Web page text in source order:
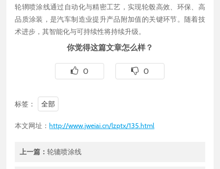
轮辋喷涂线通过自动化与精密工艺，实现轮毂高效、环保、高
品质涂装，是汽车制造业提升产品附加值的关键环节。随着技
术进步，其智能化与可持续性将持续升级。
你觉得这篇文章怎么样？
0 0
标签： 全部
本文网址：http://www.jweiai.cn/lzptx/135.html
上一篇：轮辘喷涂线